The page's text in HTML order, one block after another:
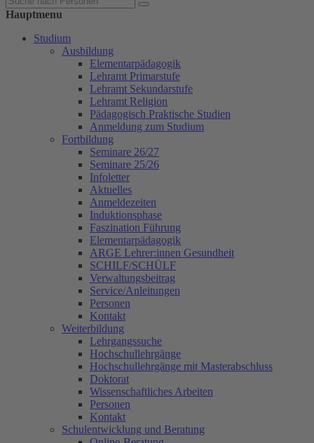
Hauptmenu
Studium
Ausbildung
Elementarpädagogik
Lehramt Primarstufe
Lehramt Sekundarstufe
Lehramt Religion
Pädagogisch Praktische Studien
Anmeldung zum Studium
Fortbildung
Seminare 26/27
Seminare 25/26
Infoletter
Aktuelles
Anmeldezeiten
Induktionsphase
Faszination Führung
Elementarpädagogik
ARGE Lehrer:innen Gesundheit
SCHILF/SCHÜLF
Verwaltungsbeitrag
Service/Anleitungen
Personen
Kontakt
Weiterbildung
Lehrgangssuche
Hochschullehrgänge
Hochschullehrgänge mit Masterabschluss
Doktorat
Wissenschaftliches Arbeiten
Personen
Kontakt
Schulentwicklung und Beratung